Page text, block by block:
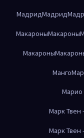
МадридМадрид
МакароныМакароны
Макароны
Манго
Марио
Марк
Марк